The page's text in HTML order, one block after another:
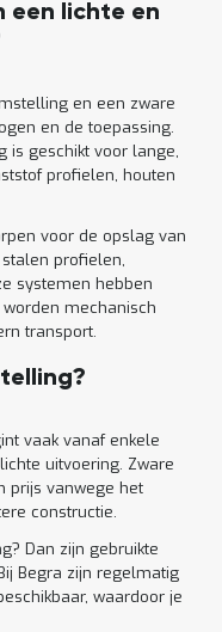
een lichte en
en een zware
en de toepassing.
is geschikt voor lange,
profielen, houten
voor de opslag van
profielen,
systemen hebben
mechanisch
transport.
vaak vanaf enkele
uitvoering. Zware
prijs vanwege het
constructie.
Dan zijn gebruikte
Begra zijn regelmatig
waardoor je